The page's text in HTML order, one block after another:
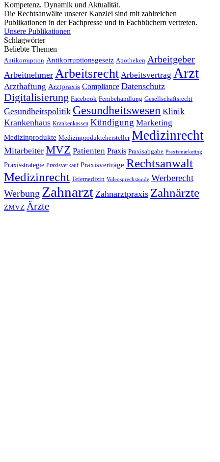
Kompetenz, Dynamik und Aktualität.
Die Rechtsanwälte unserer Kanzlei sind mit zahlreichen
Publikationen in der Fachpresse und in Fachbüchern vertreten.
Unsere Publikationen
Schlagwörter
Beliebte Themen
Antikorruption Antikorruptionsgesetz Apotheken Arbeitgeber
Arbeitnehmer Arbeitsrecht Arbeitsvertrag Arzt
Arzthaftung Arztpraxis Compliance Datenschutz
Digitalisierung Facebook Fernbehandlung Gesellschaftsrecht
Gesundheitspolitik Gesundheitswesen Klinik
Krankenhaus Krankenkassen Kündigung Marketing
Medizinprodukte Medizinproduktehersteller Medizinrecht
Mitarbeiter MVZ Patienten Praxis Praxisabgabe Praxismarketing
Praxisstrategie Praxisverkauf Praxisverträge Rechtsanwalt
Medizinrecht Telemedizin Videosprechstunde Werberecht
Werbung Zahnarzt Zahnarztpraxis Zahnärzte
ZMVZ Ärzte